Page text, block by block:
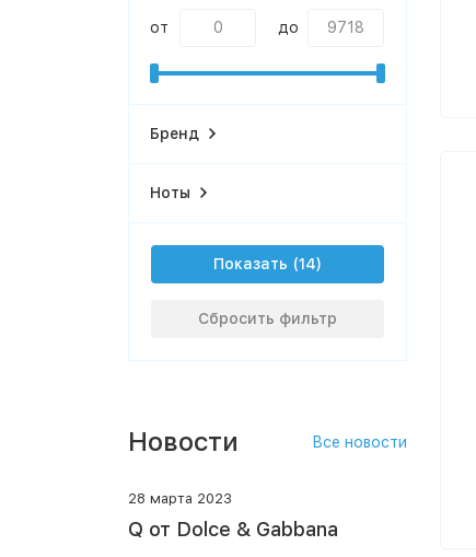
от до
Бренд
Ноты
Показать
Сбросить фильтр
Новости Все новости
28 марта 2023
Q от Dolce & Gabbana